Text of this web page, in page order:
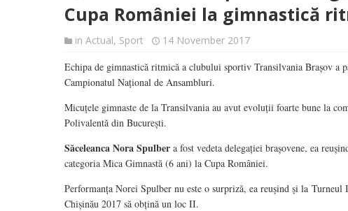
Cupa României la gimnastică
in Actual, Sport
14 November 2017
Echipa de gimnastică ritmică a clubului sportiv Transilvania Brașov a
Campionatul Național de Ansambluri.
Micuțele gimnaste de la Transilvania au avut evoluții foarte bune la
Polivalentă din București.
Săceleanca Nora Spulber a fost vedeta delegației brașovene, ea
categoria Mica Gimnastă (6 ani) la Cupa României.
Performanța Norei Spulber nu este o surpriză, ea reușind și la
Chișinău 2017 să obțină un loc II.